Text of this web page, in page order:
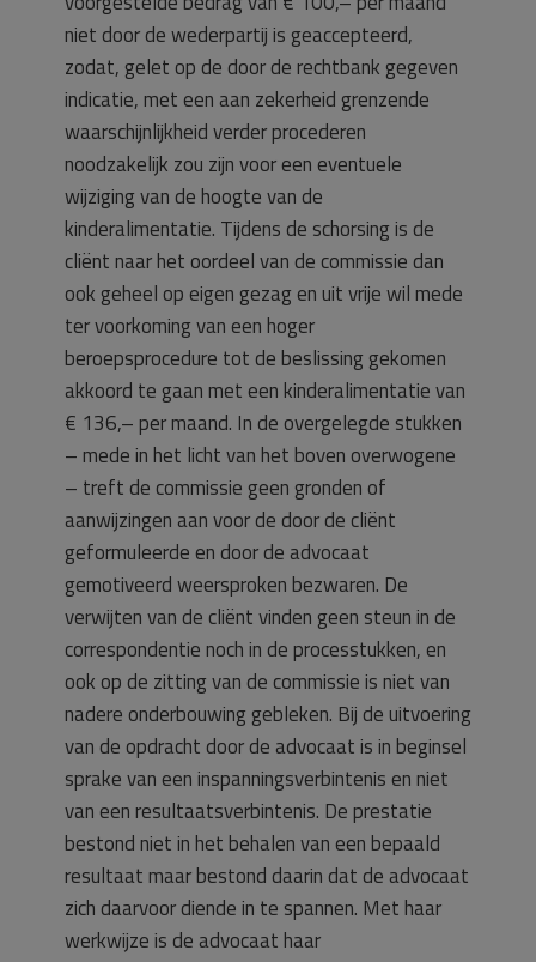
niet door de wederpartij is geaccepteerd,
zodat, gelet op de door de rechtbank gegeven
indicatie, met een aan zekerheid grenzende
waarschijnlijkheid verder procederen
noodzakelijk zou zijn voor een eventuele
wijziging van de hoogte van de
kinderalimentatie. Tijdens de schorsing is de
cliënt naar het oordeel van de commissie dan
ook geheel op eigen gezag en uit vrije wil mede
ter voorkoming van een hoger
beroepsprocedure tot de beslissing gekomen
akkoord te gaan met een kinderalimentatie van
€ 136,– per maand. In de overgelegde stukken
– mede in het licht van het boven overwogene
– treft de commissie geen gronden of
aanwijzingen aan voor de door de cliënt
geformuleerde en door de advocaat
gemotiveerd weersproken bezwaren. De
verwijten van de cliënt vinden geen steun in de
correspondentie noch in de processtukken, en
ook op de zitting van de commissie is niet van
nadere onderbouwing gebleken. Bij de uitvoering
van de opdracht door de advocaat is in beginsel
sprake van een inspanningsverbintenis en niet
van een resultaatsverbintenis. De prestatie
bestond niet in het behalen van een bepaald
resultaat maar bestond daarin dat de advocaat
zich daarvoor diende in te spannen. Met haar
werkwijze is de advocaat haar